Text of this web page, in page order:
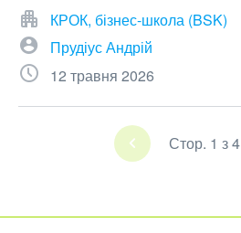
КРОК, бізнес-школа (BSK)
Прудіус Андрій
12 травня 2026
Стор. 1 з 4